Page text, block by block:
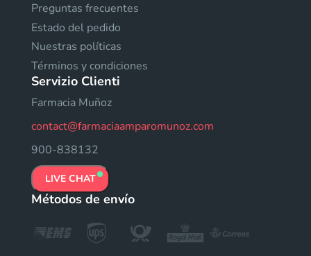
Preguntas frecuentes
Estado del pedido
Nuestras políticas
Términos y condiciones
Servizio Clienti
Farmacia Muñoz
contact@farmaciaamparomunoz.com
900-838132
LIVE CHAT
Métodos de envío